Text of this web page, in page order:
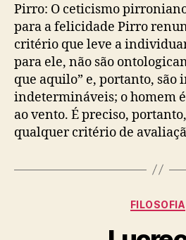
Pirro: O ceticismo
para a felicidade Pirro
critério que leve a
para ele, não são
que aquilo” e, portanto, são
indetermináveis; o homem
ao vento. É preciso,
qualquer critério de
FILOSOFIA